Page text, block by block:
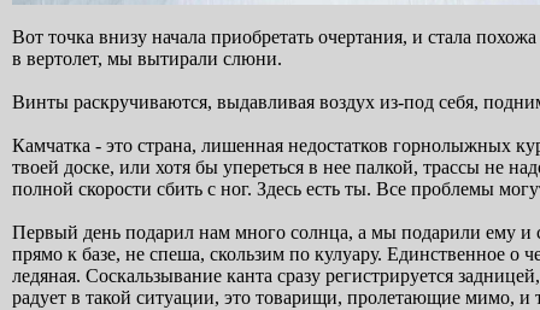
Вот точка внизу начала приобретать очертания, и стала
в вертолет, мы вытирали слюни.
Винты раскручиваются, выдавливая воздух из-под себя,
Камчатка - это страна, лишенная недостатков горнолыжных
твоей доске, или хотя бы упереться в нее палкой, трассы не
полной скорости сбить с ног. Здесь есть ты. Все проблемы
Первый день подарил нам много солнца, а мы подарили ему и
прямо к базе, не спеша, скользим по кулуару. Единственное о
ледяная. Соскальзывание канта сразу регистрируется
радует в такой ситуации, это товарищи, пролетающие мимо,